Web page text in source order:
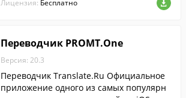
Лицензия: Бесплатно
Переводчик PROMT.One
Версия: 20.3
Переводчик Translate.Ru Официальное
приложение одного из самых популярн